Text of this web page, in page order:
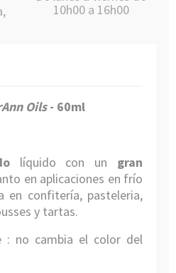
10h00 a 16h00
Oils- 60ml
líquido con un gran
en aplicaciones en frío
en confitería, pasteleria,
y tartas.
: no cambia el color del